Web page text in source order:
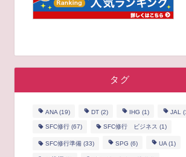
タグ
ANA(19) DT(2) IHG (1) JAL
SFC修行(67) SFC修行 ビジネス (1)
SFC修行準備(33) SPG (6) UA(1)